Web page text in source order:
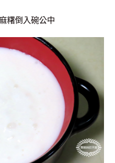
糬倒入碗公中